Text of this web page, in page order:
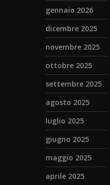
gennaio 2026
dicembre 2025
novembre 2025
ottobre 2025
settembre 2025
agosto 2025
luglio 2025
giugno 2025
maggio 2025
aprile 2025